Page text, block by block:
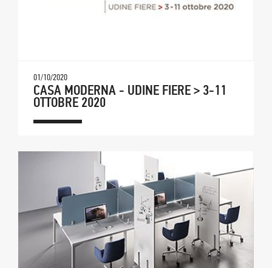
01/10/2020
CASA MODERNA - UDINE FIERE > 3-11
OTTOBRE 2020